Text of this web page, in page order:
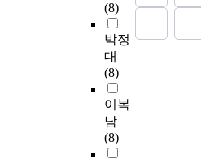
(8)
박정
대
(8)
이복
남
(8)